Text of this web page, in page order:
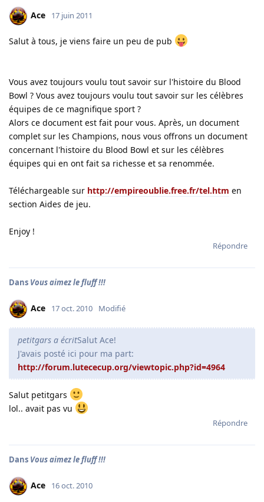
Ace 17 juin 2011
Salut à tous, je viens faire un peu de pub
Vous avez toujours voulu tout savoir sur l'histoire du Blood
Bowl ? Vous avez toujours voulu tout savoir sur les célèbres
équipes de ce magnifique sport ?
Alors ce document est fait pour vous. Après, un document
complet sur les Champions, nous vous offrons un document
concernant l'histoire du Blood Bowl et sur les célèbres
équipes qui en ont fait sa richesse et sa renommée.
Téléchargeable sur http://empireoublie.free.fr/tel.htm en
section Aides de jeu.
Enjoy !
Répondre
Dans Vous aimez le fluff !!!
Ace 17 oct. 2010 Modifié
petitgars a écritSalut Ace!
J'avais posté ici pour ma part:
http://forum.lutececup.org/viewtopic.php?id=4964
Salut petitgars
lol.. avait pas vu
Répondre
Dans Vous aimez le fluff !!!
Ace 16 oct. 2010